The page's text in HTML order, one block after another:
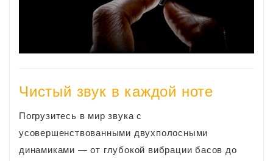
Чистый звук в каждой ноте
Погрузитесь в мир звука c
усовершенствованными двухполосными
динамиками — от глубокой вибрации басов до